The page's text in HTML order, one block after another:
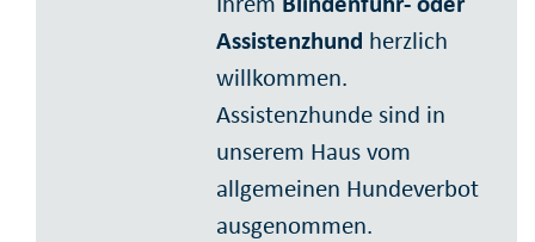
Assistenzhund herzlich
willkommen.
Assistenzhunde sind in
unserem Haus vom
allgemeinen Hundeverbot
ausgenommen.